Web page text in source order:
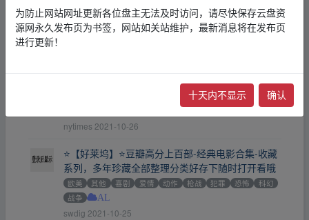
其他
喜剧 爱情 动作 枪战 犯罪 恐怖 动漫 AL
BBA1001 2021-10-27
普吉岛的最后黄昏.泰语中字.2021 高分泰国片 全网
nytimes 2021-10-26
⭐【好莱坞】⭐豆瓣高分上百部-经典电影合集-收藏
系列，多年珍藏全部整理分类好存下随时打开看哦
欧美 其他 喜剧 爱情 动作 枪战 犯罪 恐怖
科幻
战争
AL
swdig 2021-10-25
为防止网站网址更新各位盘主无法及时访问，请尽快保存云盘资
源网永久发布页为书签，网站如关站维护，最新消息将在发布页
进行更新！
十天内不显示 确认